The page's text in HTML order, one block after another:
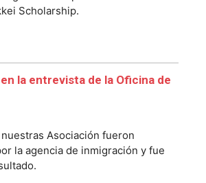
Scholarship.
la entrevista de la Oficina de
Asociación fueron
la agencia de inmigración y fue